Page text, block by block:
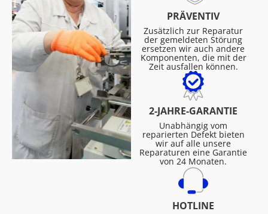
PRÄVENTIV
Zusätzlich zur Reparatur
der gemeldeten Störung
ersetzen wir auch andere
Komponenten, die mit der
Zeit ausfallen können.
2-JAHRE-GARANTIE
Unabhängig vom
reparierten Defekt bieten
wir auf alle unsere
Reparaturen eine Garantie
von 24 Monaten.
HOTLINE